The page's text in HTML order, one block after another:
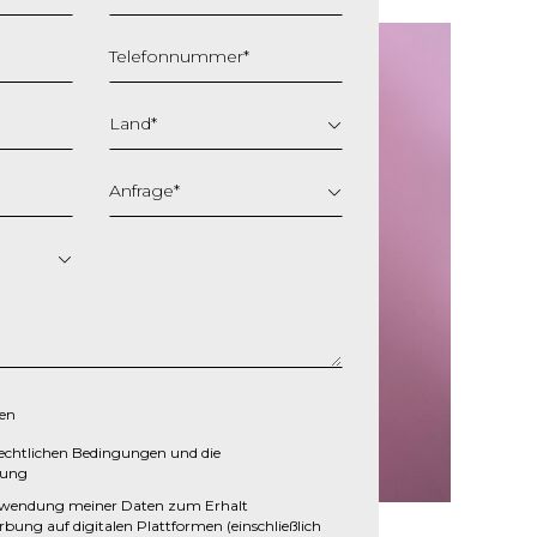
Telefonnummer*
Land*
Anfrage*
Bedingungen und die
meiner Daten zum Erhalt
auf digitalen Plattformen (einschließlich